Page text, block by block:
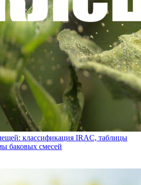
классификация IRAC, таблицы
баковых смесей